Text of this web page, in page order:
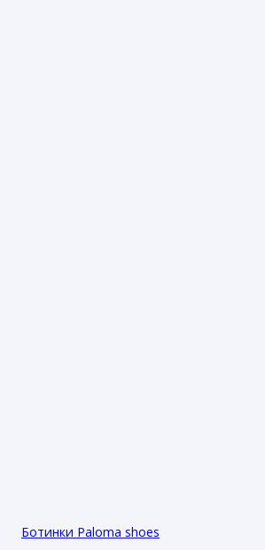
Ботинки Paloma shoes